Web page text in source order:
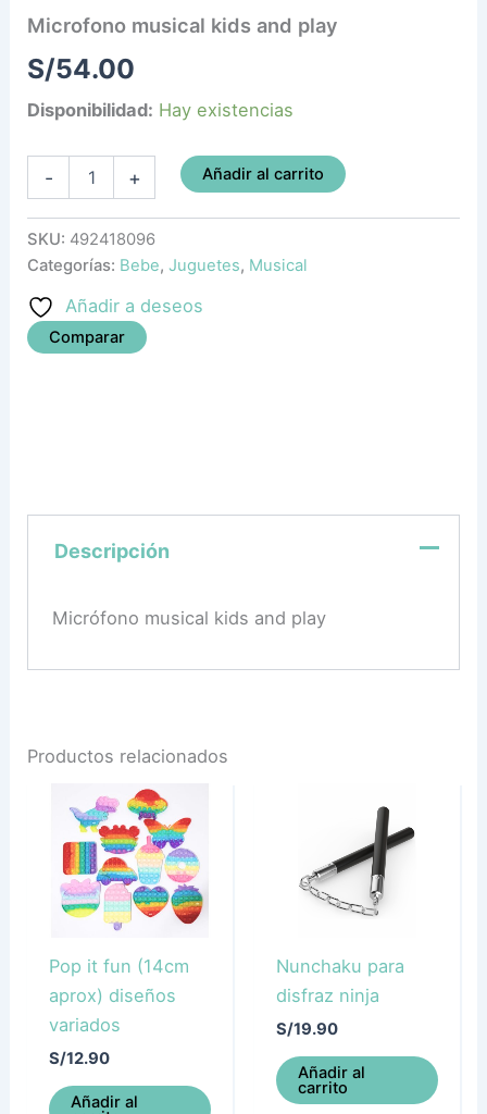
Microfono musical kids and play
S/54.00
Disponibilidad: Hay existencias
- + Añadir al carrito
SKU: 492418096
Categorías: Bebe,Juguetes, Musical
Añadir a deseos
Comparar
Descripción
Micrófono musical kids and play
Productos relacionados
Pop it fun (14cm
aprox) diseños
variados
S/12.90
Añadir al
Nunchaku para
disfraz ninja
S/19.90
Añadir al
carrito